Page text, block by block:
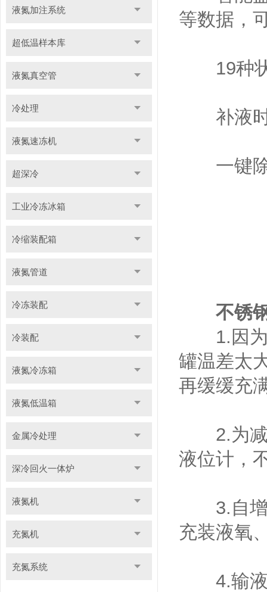
液氮加注系统
超低温样本库
液氮真空管
冷处理
液氮速冻机
超深冷
工业冷冻冰箱
冷缩装配箱
液氮管道
冷冻装配
冷装配
液氮冷冻箱
液氮低温箱
金属冷处理
深冷回火一体炉
液氮机
充氮机
充氮系统
等数据，
19种状
补液时
一键除
不锈
1.因为
罐温差太
再缓缓充
2.为减
液位计，
3.自增
充装液氧
4.输液